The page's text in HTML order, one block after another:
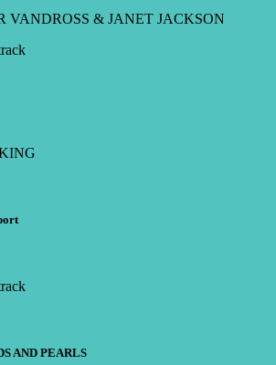
VANDROSS & JANET JACKSON
AND PEARLS